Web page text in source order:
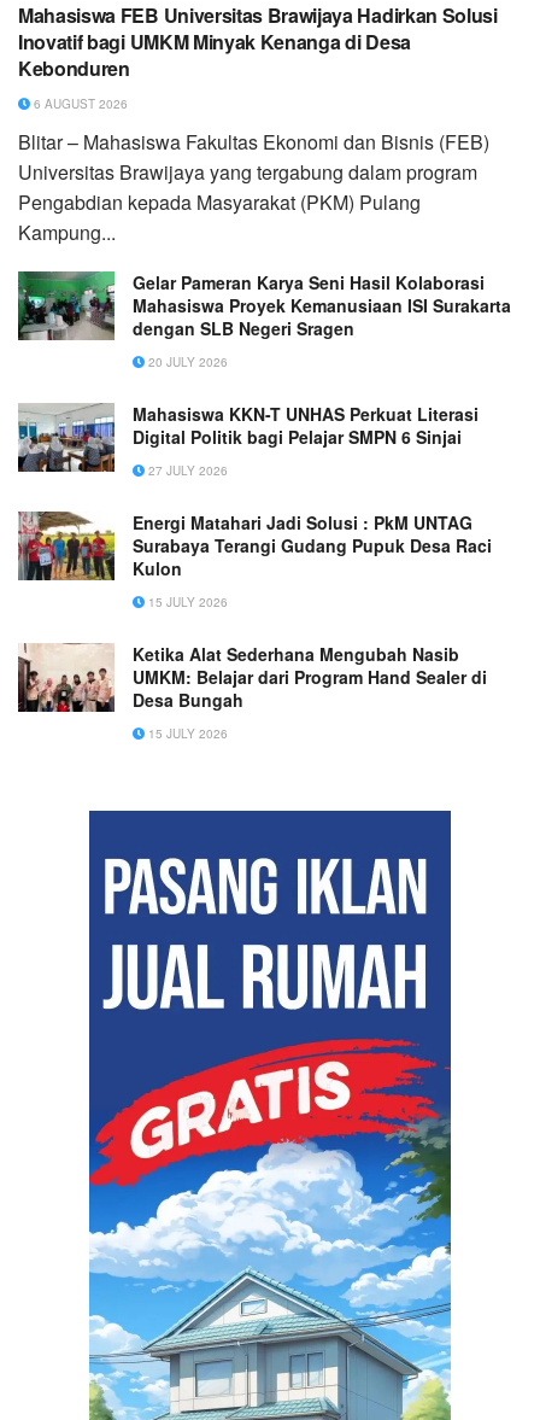
Mahasiswa FEB Universitas Brawijaya Hadirkan Solusi
Inovatif bagi UMKM Minyak Kenanga di Desa
Kebonduren
6 AUGUST 2026
Blitar – Mahasiswa Fakultas Ekonomi dan Bisnis (FEB)
Universitas Brawijaya yang tergabung dalam program
Pengabdian kepada Masyarakat (PKM) Pulang
Kampung...
Gelar Pameran Karya Seni Hasil Kolaborasi
Mahasiswa Proyek Kemanusiaan ISI Surakarta
dengan SLB Negeri Sragen
20 JULY 2026
Mahasiswa KKN-T UNHAS Perkuat Literasi
Digital Politik bagi Pelajar SMPN 6 Sinjai
27 JULY 2026
Energi Matahari Jadi Solusi : PkM UNTAG
Surabaya Terangi Gudang Pupuk Desa Raci
Kulon
15 JULY 2026
Ketika Alat Sederhana Mengubah Nasib
UMKM: Belajar dari Program Hand Sealer di
Desa Bungah
15 JULY 2026